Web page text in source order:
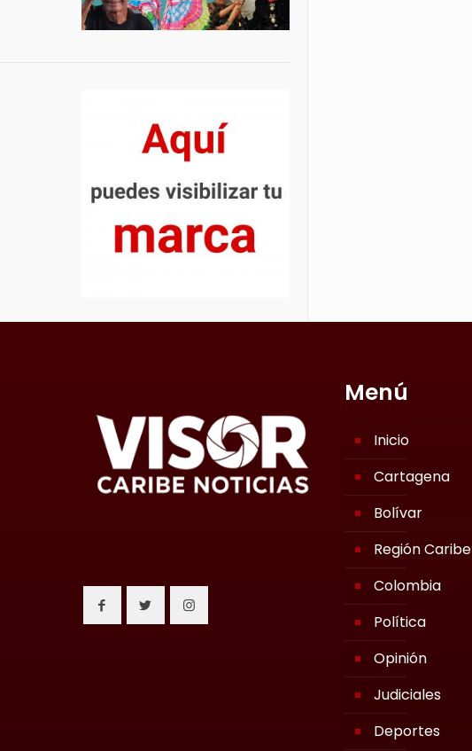
Menú
Inicio
Cartagena
Bolívar
Región Caribe
Colombia
Política
Opinión
Judiciales
Deportes